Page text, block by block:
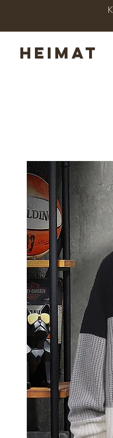
HEIMAT